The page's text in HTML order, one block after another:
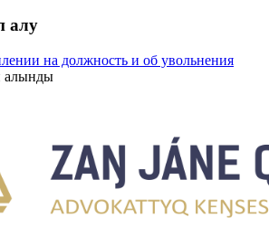
алу
на должность и об увольнения
алынды